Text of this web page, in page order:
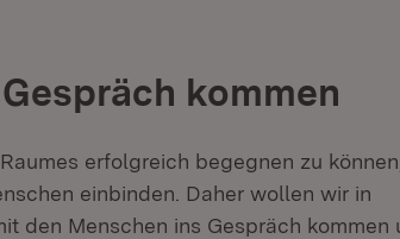
kommen
erfolgreich begegnen zu
einbinden. Daher wollen wir in
den Menschen ins Gespräch kommen